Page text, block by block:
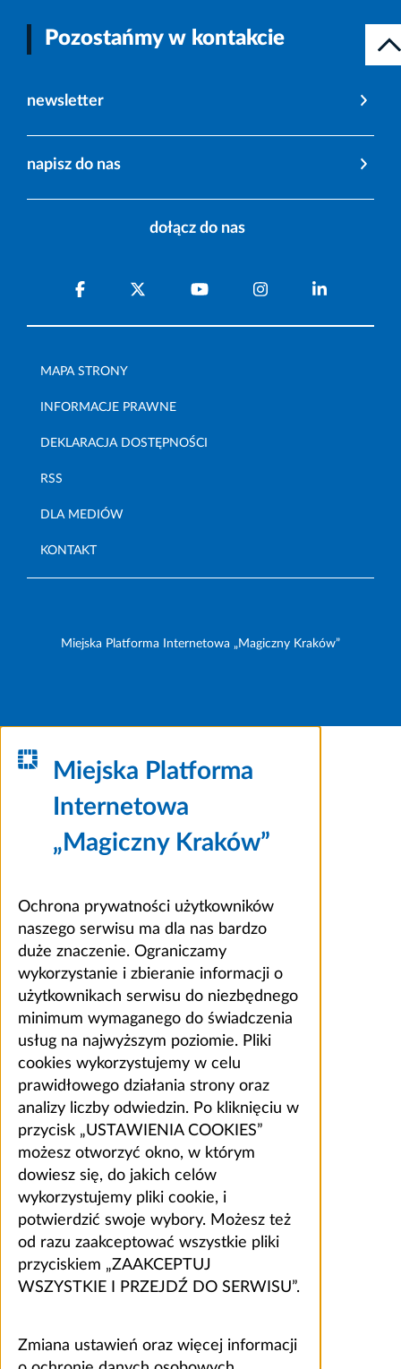
Pozostańmy w kontakcie
newsletter
napisz do nas
dołącz do nas
MAPA STRONY
INFORMACJE PRAWNE
DEKLARACJA DOSTĘPNOŚCI
RSS
DLA MEDIÓW
KONTAKT
Miejska Platforma Internetowa „Magiczny Kraków”
Miejska Platforma
Internetowa
„Magiczny Kraków”
Ochrona prywatności użytkowników
naszego serwisu ma dla nas bardzo
duże znaczenie. Ograniczamy
wykorzystanie i zbieranie informacji o
użytkownikach serwisu do niezbędnego
minimum wymaganego do świadczenia
usług na najwyższym poziomie. Pliki
cookies wykorzystujemy w celu
prawidłowego działania strony oraz
analizy liczby odwiedzin. Po kliknięciu w
przycisk „USTAWIENIA COOKIES”
możesz otworzyć okno, w którym
dowiesz się, do jakich celów
wykorzystujemy pliki cookie, i
potwierdzić swoje wybory. Możesz też
od razu zaakceptować wszystkie pliki
przyciskiem „ZAAKCEPTUJ
WSZYSTKIE I PRZEJDŹ DO SERWISU”.
Zmiana ustawień oraz więcej informacji